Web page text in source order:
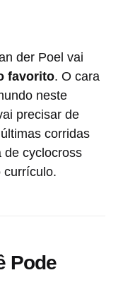
der Poel vai
favorito. O cara
neste
precisar de
corridas
de cyclocross
currículo.
Pode